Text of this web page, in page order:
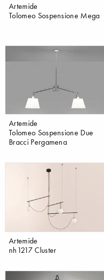
Artemide
Tolomeo Sospensione Mega
Artemide
Tolomeo Sospensione Due
Bracci Pergamena
Artemide
nh1217 Cluster